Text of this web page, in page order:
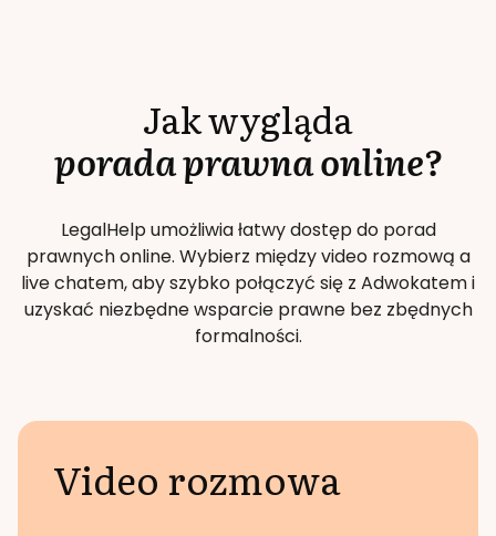
Jak wygląda
porada prawna online?
LegalHelp umożliwia łatwy dostęp do porad
prawnych online. Wybierz między video rozmową a
live chatem, aby szybko połączyć się z Adwokatem i
uzyskać niezbędne wsparcie prawne bez zbędnych
formalności.
Video rozmowa